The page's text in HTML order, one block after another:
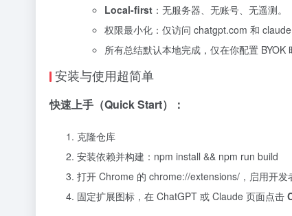
Local-first ：无服务器、无账号、无遥测。
权限最小化：仅访问 chatgpt.com 和
所有总结默认本地完成，仅在你配置 BYOK
安装与使用超简单
快速上手（Quick Start）：
克隆仓库
安装依赖并构建：npm install && npm run build
打开 Chrome 的 chrome://extensions/，启用开发
固定扩展图标，在 ChatGPT 或 Claude 页面点击